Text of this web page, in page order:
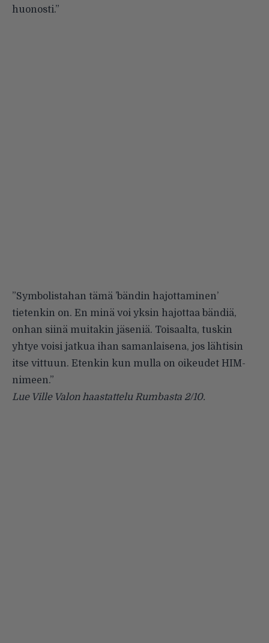
huonosti.”
”Symbolistahan tämä ’bändin hajottaminen’
tietenkin on. En minä voi yksin hajottaa bändiä,
onhan siinä muitakin jäseniä. Toisaalta, tuskin
yhtye voisi jatkua ihan samanlaisena, jos lähtisin
itse vittuun. Etenkin kun mulla on oikeudet HIM-
nimeen.”
Lue Ville Valon haastattelu Rumbasta 2/10.